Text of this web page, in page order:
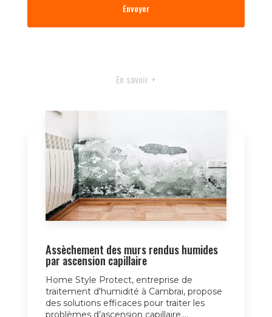
En savoir +
Assèchement des murs rendus humides
par ascension capillaire
Home Style Protect, entreprise de
traitement d'humidité à Cambrai, propose
des solutions efficaces pour traiter les
problèmes d’ascension capillaire....